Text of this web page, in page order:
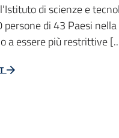
di scienze e
di 43 Paesi
a essere più restrittive